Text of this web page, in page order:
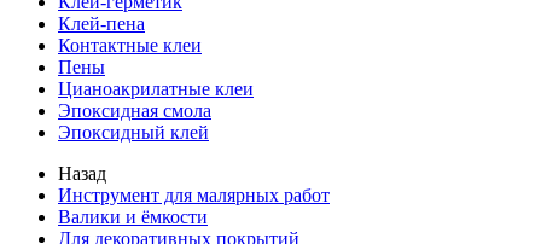
Клей-пена
Контактные клеи
Пены
Цианоакрилатные клеи
Эпоксидная смола
Эпоксидный клей
Назад
Инструмент для малярных работ
Валики и ёмкости
Для декоративных покрытий